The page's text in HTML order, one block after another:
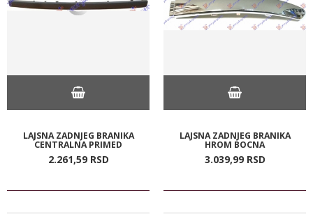
LAJSNA ZADNJEG BRANIKA
CENTRALNA PRIMED
2.261,59 RSD
LAJSNA ZADNJEG BRANIKA
HROM BOCNA
3.039,99 RSD